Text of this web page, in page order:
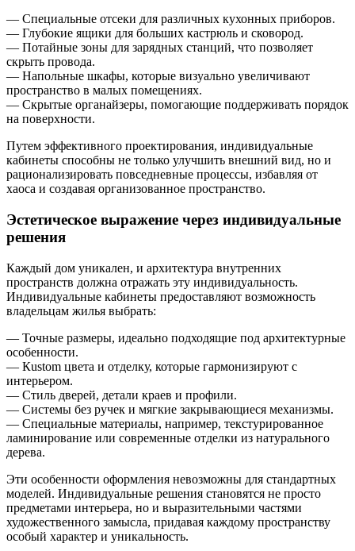
— Специальные отсеки для различных кухонных приборов.
— Глубокие ящики для больших кастрюль и сковород.
— Потайные зоны для зарядных станций, что позволяет
скрыть провода.
— Напольные шкафы, которые визуально увеличивают
пространство в малых помещениях.
— Скрытые органайзеры, помогающие поддерживать порядок
на поверхности.
Путем эффективного проектирования, индивидуальные
кабинеты способны не только улучшить внешний вид, но и
рационализировать повседневные процессы, избавляя от
хаоса и создавая организованное пространство.
Эстетическое выражение через индивидуальные
решения
Каждый дом уникален, и архитектура внутренних
пространств должна отражать эту индивидуальность.
Индивидуальные кабинеты предоставляют возможность
владельцам жилья выбрать:
— Точные размеры, идеально подходящие под архитектурные
особенности.
— Кustom цвета и отделку, которые гармонизируют с
интерьером.
— Стиль дверей, детали краев и профили.
— Системы без ручек и мягкие закрывающиеся механизмы.
— Специальные материалы, например, текстурированное
ламинирование или современные отделки из натурального
дерева.
Эти особенности оформления невозможны для стандартных
моделей. Индивидуальные решения становятся не просто
предметами интерьера, но и выразительными частями
художественного замысла, придавая каждому пространству
особый характер и уникальность.